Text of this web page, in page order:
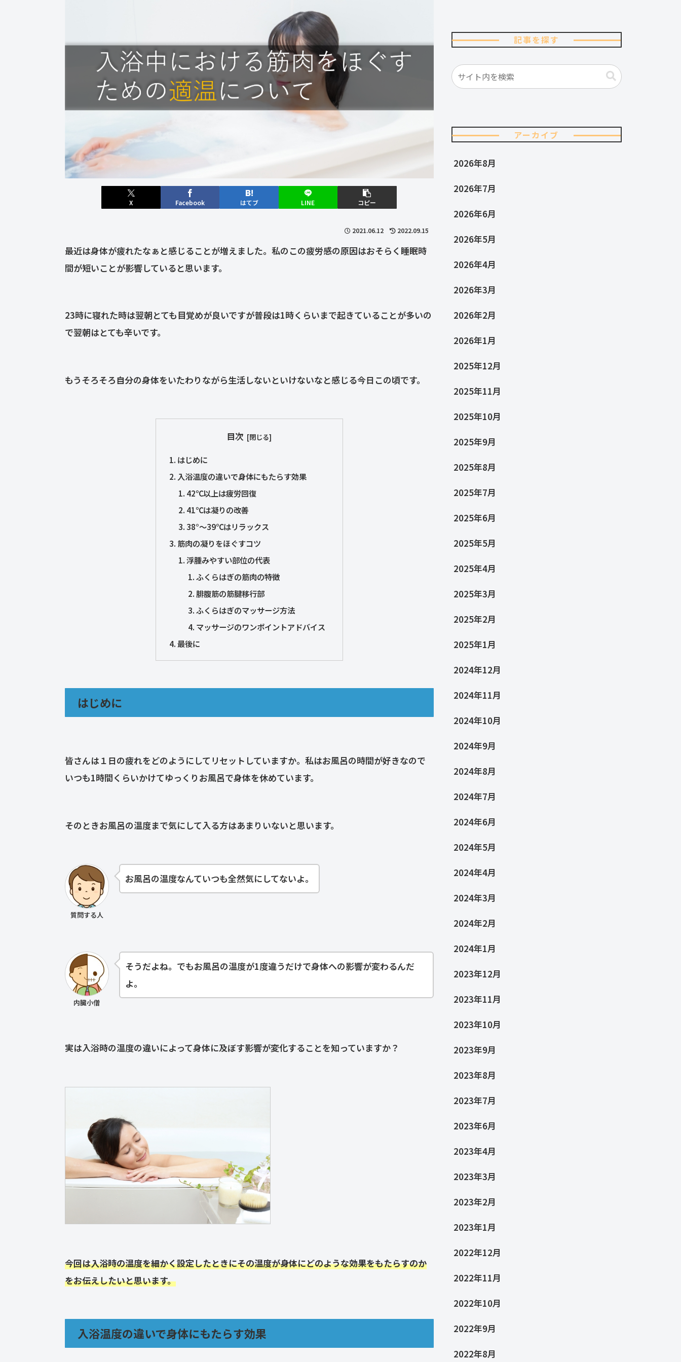
X Facebook はてブ LINE コピー
2021.06.12 2022.09.15
最近は身体が疲れたなぁと感じることが増えました。私のこの疲労感の原因はおそらく睡眠時
間が短いことが影響していると思います。
23時に寝れた時は翌朝とても目覚めが良いですが普段は1時くらいまで起きていることが多いの
で翌朝はとても辛いです。
もうそろそろ自分の身体をいたわりながら生活しないといけないなと感じる今日この頃です。
目次
はじめに
入浴温度の違いで身体にもたらす効果
42℃以上は疲労回復
41℃は凝りの改善
38°～39℃はリラックス
筋肉の凝りをほぐすコツ
浮腫みやすい部位の代表
ふくらはぎの筋肉の特徴
腓腹筋の筋腱移行部
ふくらはぎのマッサージ方法
マッサージのワンポイントアドバイス
最後に
はじめに
皆さんは１日の疲れをどのようにしてリセットしていますか。私はお風呂の時間が好きなので
いつも1時間くらいかけてゆっくりお風呂で身体を休めています。
そのときお風呂の温度まで気にして入る方はあまりいないと思います。
質問する人
お風呂の温度なんていつも全然気にしてないよ。
内臓小僧
そうだよね。でもお風呂の温度が1度違うだけで身体への影響が変わるんだ
よ。
実は入浴時の温度の違いによって身体に及ぼす影響が変化することを知っていますか？
今回は入浴時の温度を細かく設定したときにその温度が身体にどのような効果をもたらすのか
をお伝えしたいと思います。
入浴温度の違いで身体にもたらす効果
記事を探す
アーカイブ
2026年8月
2026年7月
2026年6月
2026年5月
2026年4月
2026年3月
2026年2月
2026年1月
2025年12月
2025年11月
2025年10月
2025年9月
2025年8月
2025年7月
2025年6月
2025年5月
2025年4月
2025年3月
2025年2月
2025年1月
2024年12月
2024年11月
2024年10月
2024年9月
2024年8月
2024年7月
2024年6月
2024年5月
2024年4月
2024年3月
2024年2月
2024年1月
2023年12月
2023年11月
2023年10月
2023年9月
2023年8月
2023年7月
2023年6月
2023年4月
2023年3月
2023年2月
2023年1月
2022年12月
2022年11月
2022年10月
2022年9月
2022年8月